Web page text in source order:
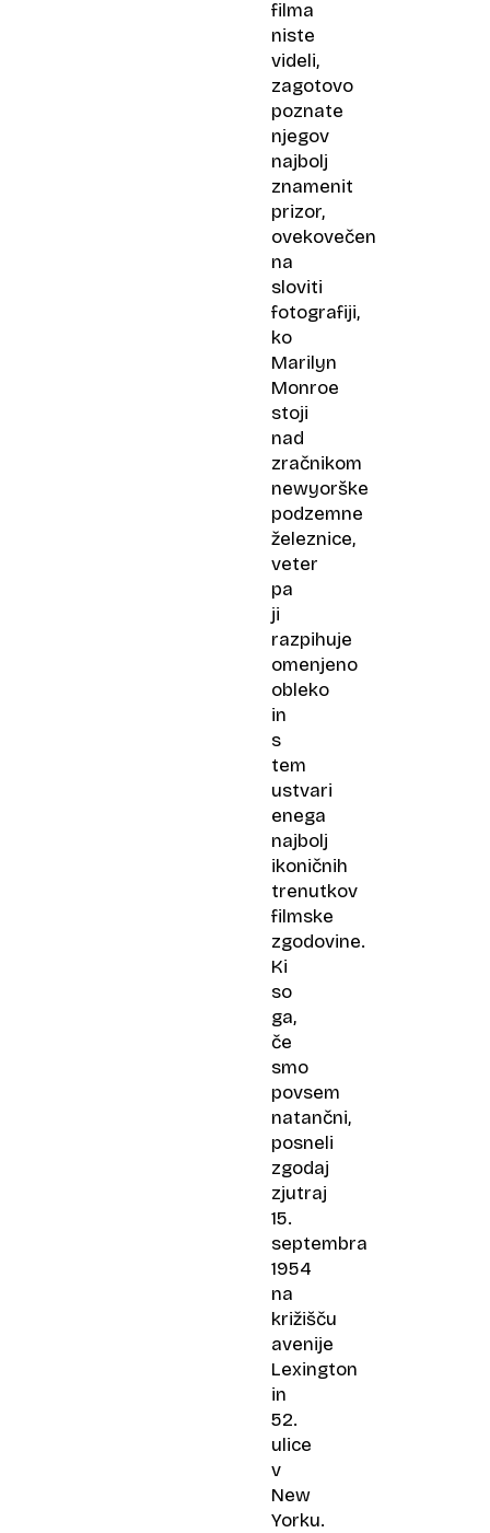
filma
niste
videli,
zagotovo
poznate
njegov
najbolj
znamenit
prizor,
ovekovečen
na
sloviti
fotografiji,
ko
Marilyn
Monroe
stoji
nad
zračnikom
newyorške
podzemne
železnice,
veter
pa
ji
razpihuje
omenjeno
obleko
in
s
tem
ustvari
enega
najbolj
ikoničnih
trenutkov
filmske
zgodovine.
Ki
so
ga,
če
smo
povsem
natančni,
posneli
zgodaj
zjutraj
15.
septembra
1954
na
križišču
avenije
Lexington
in
52.
ulice
v
New
Yorku.